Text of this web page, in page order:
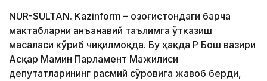
NUR-SULTAN. Kazinform – Қозоғистондаги барча
мактабларни анъанавий таълимга ўтказиш
масаласи кўриб чиқилмоқда. Бу ҳақда ҚР Бош вазири
Асқар Мамин Парламент Мажилиси
депутатларининг расмий сўровига жавоб берди,